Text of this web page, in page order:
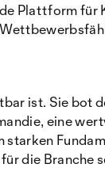
Plattform für
ist. Sie bot
eine
die Branche